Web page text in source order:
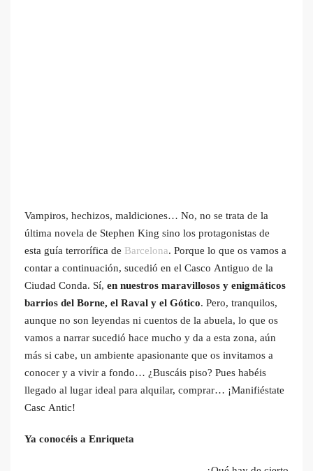
Vampiros, hechizos, maldiciones… No, no se trata de la
última novela de Stephen King sino los protagonistas de
esta guía terrorífica de Barcelona. Porque lo que os vamos a
contar a continuación, sucedió en el Casco Antiguo de la
Ciudad Conda. Sí, en nuestros maravillosos y enigmáticos
barrios del Borne, el Raval y el Gótico. Pero, tranquilos,
aunque no son leyendas ni cuentos de la abuela, lo que os
vamos a narrar sucedió hace mucho y da a esta zona, aún
más si cabe, un ambiente apasionante que os invitamos a
conocer y a vivir a fondo… ¿Buscáis piso? Pues habéis
llegado al lugar ideal para alquilar, comprar… ¡Manifiéstate
Casc Antic!
Ya conocéis a Enriqueta